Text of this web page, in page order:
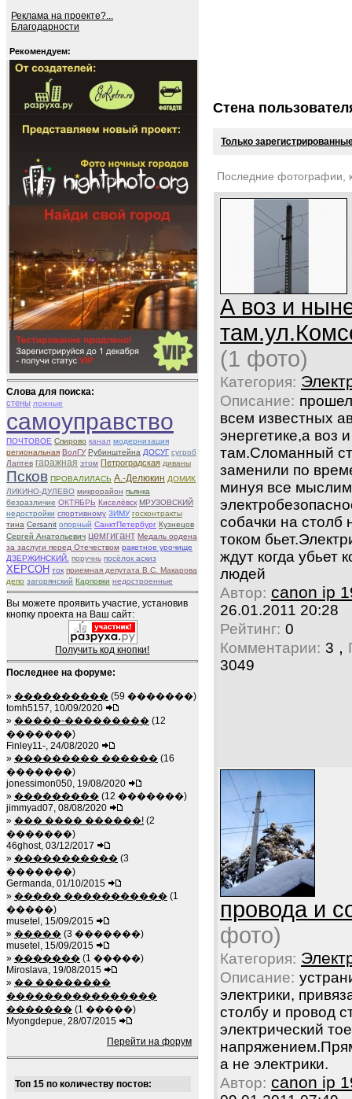
Реклама на проекте?...
Благодарности
Рекомендуем:
Слова для поиска:
стены ложные
самоуправство
ПОЧТОВОЕ Спирово канал модернизация
региональная ВолГУ Рубинштейна ДОСУГ сугроб
Лаптев гаражная этом Петроградская диваны
Псков ПРОВАЛИЛАСЬ А.-Делюкин ДОМИК
ЛИКИНО-ДУЛЕВО микрорайон пьянка
безразличие ОКТЯБРЬ Киселёвск МРУЗОВСКИЙ
недостройки спортивному ЗИМУ госконтракты
тина Cersanit опорный СанктПетербург Кузнецов
Сергей Анатольевич цемгигант Медаль ордена
за заслуги перед Отечеством ракетное урочище
ДЗЕРЖИНСКИЙ. поручнь посёлок аскиз
ХЕРСОН ток приемная депутата В.С. Макарова
депо загорянский Карповки недостроенные
Вы можете проявить участие, установив
кнопку проекта на Ваш сайт:
Получить код кнопки!
Последнее на форуме:
» ���������� (59 �������)
tomh5157, 10/09/2020
» �����-��������� (12
�������)
Finley11-, 24/08/2020
» ��������� ������ (16
�������)
jonessimon050, 19/08/2020
» ��������� (12 �������)
jimmyad07, 08/08/2020
» ��� ���� ������! (2
�������)
46ghost, 03/12/2017
» ����������� (3
�������)
Germanda, 01/10/2015
» ����� ����������� (1
�����)
musetel, 15/09/2015
» ����� (3 �������)
musetel, 15/09/2015
» ������� (1 �����)
Miroslava, 19/08/2015
» �� ��������
����������������
������� (1 �����)
Myongdepue, 28/07/2015
Перейти на форум
Топ 15 по количеству постов:
Стена
Только
Последние фотографии,
А воз и
(1 фото)
Категория:
Описание:
всем известных
энергетике,а воз
там.Сломанный
заменили по
минуя все
собачки на столб
током
ждут когда убьет
людей
Автор: canon ip
26.01.2011 20:28
Рейтинг: 0
Комментарии: 3 ,
3049
провода и
фото)
Категория:
Описание:
электрики,
столбу и провод
электрический
а не электрики.
Автор: canon ip